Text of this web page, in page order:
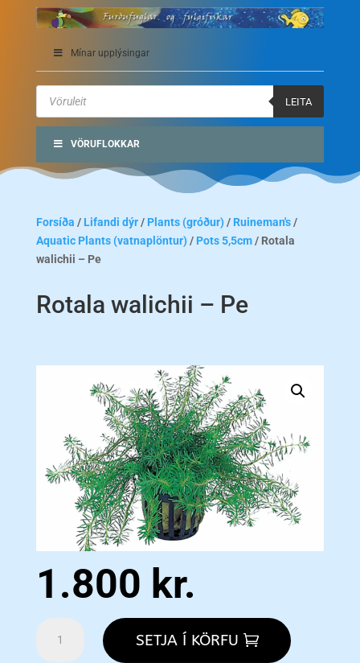
Mínar upplýsingar
Products
search
LEITA
VÖRUFLOKKAR
Forsíða / Lifandi dýr/ Plants (gróður) / Ruineman's/
Aquatic Plants (vatnaplöntur) / Pots 5,5cm/ Rotala
walichii – Pe
Rotala walichii – Pe
1.800 kr.
walichii
SETJA Í KÖRFU